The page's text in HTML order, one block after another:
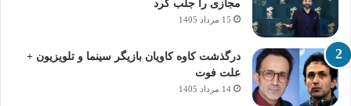
مجازی را جلب کرد
15 مرداد 1405
درگذشت کاوه کاویان بازیگر سینما و تلویزیون +
علت فوت
14 مرداد 1405